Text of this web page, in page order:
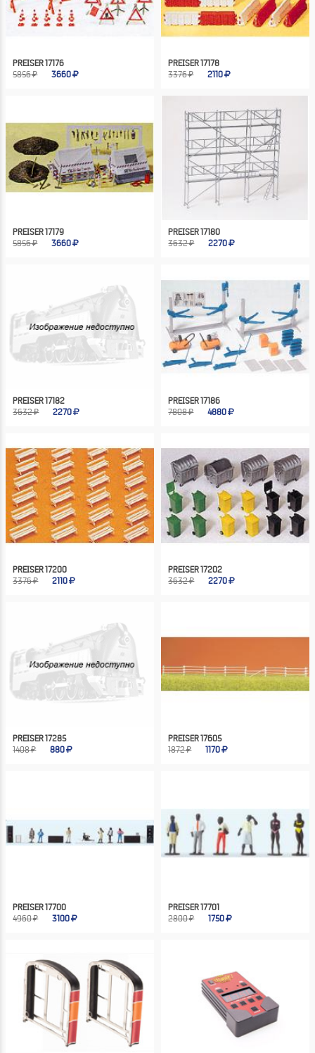
PREISER 17176
5856 ₽
3660
PREISER 17178
3376 ₽
2110
PREISER 17179
5856 ₽
3660
PREISER 17180
3632 ₽
2270
PREISER 17182
3632 ₽
2270
PREISER 17186
7808 ₽
4880
PREISER 17200
3376 ₽
2110
PREISER 17202
3632 ₽
2270
PREISER 17285
1408 ₽
880
PREISER 17605
1872 ₽
1170
PREISER 17700
4960 ₽
3100
PREISER 17701
2800 ₽
1750